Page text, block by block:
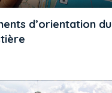
d’orientation du